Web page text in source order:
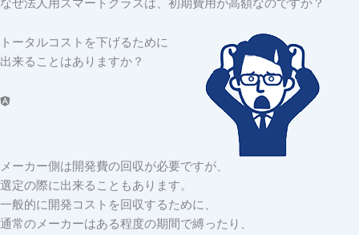
なぜ法人用スマートグラスは、初期費用が高額なのですか？
トータルコストを下げるために
出来ることはありますか？
メーカー側は開発費の回収が必要ですが、
選定の際に出来ることもあります。
一般的に開発コストを回収するために、
通常のメーカーはある程度の期間で縛ったり、